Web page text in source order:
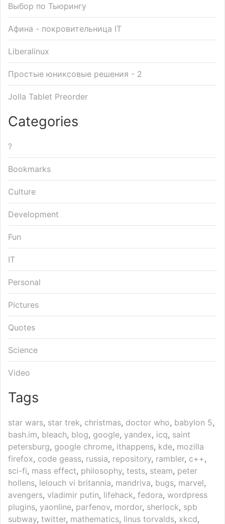
Выбор по Тьюрингу
Афина - покровительница IT
Liberalinux
Простые юниксовые решения - 2
Jolla Tablet Preorder
Categories
?
Bookmarks
Culture
Development
Fun
IT
Personal
Pictures
Quotes
Science
Video
Tags
star wars, star trek, christmas, doctor who, babylon 5,
bash.im, bleach, blog, google, yandex, icq, saint
petersburg, google chrome, ithappens, kde, mozilla
firefox, code geass, russia, repository, rambler, c++,
sci-fi, mass effect, philosophy, tests, steam, peter
hollens, lelouch vi britannia, mandriva, bugs, marvel,
avengers, vladimir putin, lifehack, fedora, wordpress
plugins, yaonline, parfenov, mordor, sherlock, spb
subway, twitter, mathematics, linus torvalds, xkcd,